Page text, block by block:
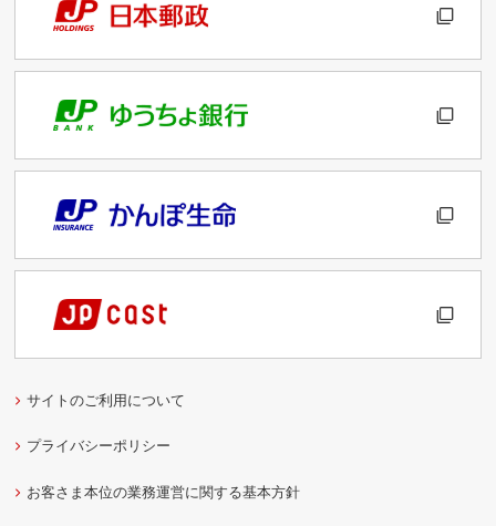
サイトのご利用について
プライバシーポリシー
お客さま本位の業務運営に関する基本方針